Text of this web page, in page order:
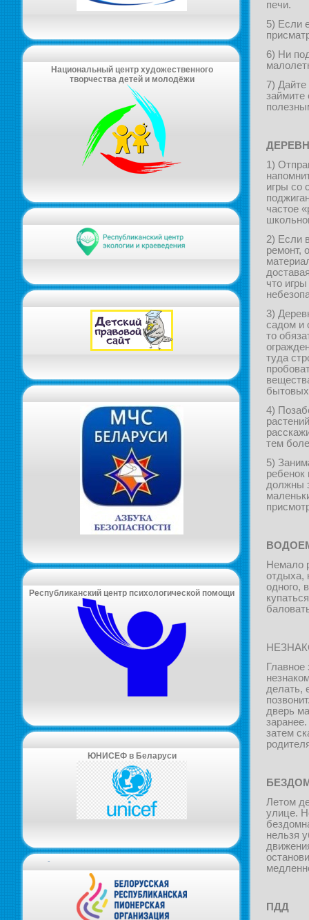
Национальный центр художественного
творчества детей и молодёжи
Республиканский центр психологической помощи
ЮНИСЕФ в Беларуси
-
печи.
5) Если
6) Ни
7) Дайте
займите
1)
игры со
частое
2) Если
ремонт,
что
3)
садом и
то
туда
4)
тем
5)
должны
Немало
отдыха,
одного,
Главное
делать,
дверь
затем
Летом
улице.
нельзя
ПДД